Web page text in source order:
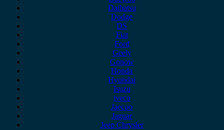
Daihatsu
Dodge
DS
Fiat
Ford
Geely
Gonow
Honda
Hyundai
Isuzu
iveco
Jaecoo
Jaguar
Jeep Chrysler